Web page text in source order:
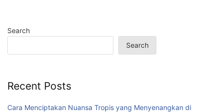
Search
Search
Recent Posts
Cara Menciptakan Nuansa Tropis yang Menyenangkan di